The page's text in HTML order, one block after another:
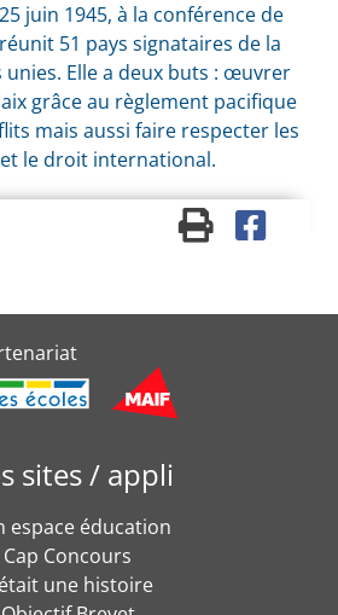
juin 1945, à la conférence de
51 pays signataires de la
unies. Elle a deux buts : œuvrer
grâce au règlement pacifique
mais aussi faire respecter les
le droit international.
sites / appli
espace éducation
Cap Concours
une histoire